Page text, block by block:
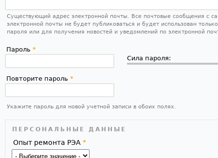
Существующий адрес электронной почты. Все почтовые сообщения с
электронной почты не будет публиковаться и будет использован
пароля или для получения новостей и уведомлений по электронной
Сила пароля:
Пароль *
Повторите пароль *
Укажите пароль для новой учетной записи в обоих полях.
ПЕРСОНАЛЬНЫЕ ДАННЫЕ
Опыт ремонта РЭА *